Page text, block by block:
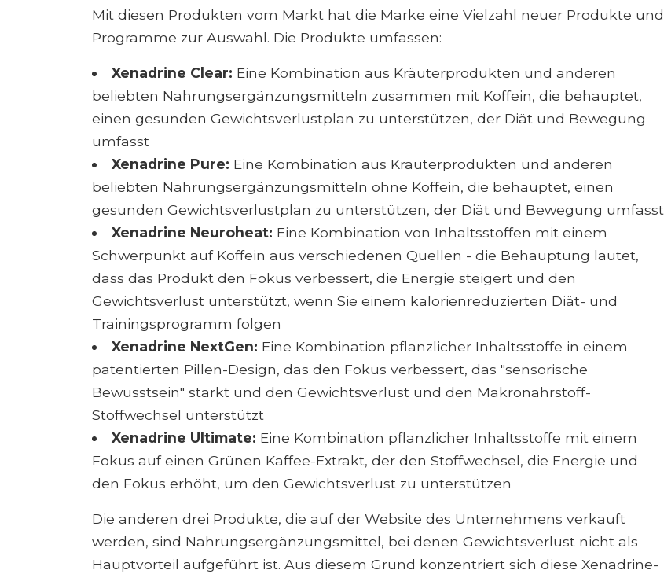
Mit diesen Produkten vom Markt hat die Marke eine Vielzahl neuer Produkte und
Programme zur Auswahl. Die Produkte umfassen:
Xenadrine Clear: Eine Kombination aus Kräuterprodukten und anderen
beliebten Nahrungsergänzungsmitteln zusammen mit Koffein, die behauptet,
einen gesunden Gewichtsverlustplan zu unterstützen, der Diät und Bewegung
umfasst
Xenadrine Pure: Eine Kombination aus Kräuterprodukten und anderen
beliebten Nahrungsergänzungsmitteln ohne Koffein, die behauptet, einen
gesunden Gewichtsverlustplan zu unterstützen, der Diät und Bewegung umfasst
Xenadrine Neuroheat: Eine Kombination von Inhaltsstoffen mit einem
Schwerpunkt auf Koffein aus verschiedenen Quellen - die Behauptung lautet,
dass das Produkt den Fokus verbessert, die Energie steigert und den
Gewichtsverlust unterstützt, wenn Sie einem kalorienreduzierten Diät- und
Trainingsprogramm folgen
Xenadrine NextGen: Eine Kombination pflanzlicher Inhaltsstoffe in einem
patentierten Pillen-Design, das den Fokus verbessert, das "sensorische
Bewusstsein" stärkt und den Gewichtsverlust und den Makronährstoff-
Stoffwechsel unterstützt
Xenadrine Ultimate: Eine Kombination pflanzlicher Inhaltsstoffe mit einem
Fokus auf einen Grünen Kaffee-Extrakt, der den Stoffwechsel, die Energie und
den Fokus erhöht, um den Gewichtsverlust zu unterstützen
Die anderen drei Produkte, die auf der Website des Unternehmens verkauft
werden, sind Nahrungsergänzungsmittel, bei denen Gewichtsverlust nicht als
Hauptvorteil aufgeführt ist. Aus diesem Grund konzentriert sich diese Xenadrine-